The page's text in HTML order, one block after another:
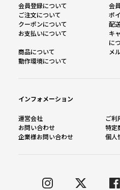
会員登録について
会
ご注文について
ポ
クーポンについて
配
お支払いについて
キ
に
商品について
メ
動作環境について
インフォメーション
運営会社
ご利
お問い合わせ
特定
企業様お問い合わせ
個人